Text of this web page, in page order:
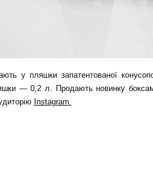
у пляшки запатентованої
— 0,2 л. Продають новинку
Instagram.